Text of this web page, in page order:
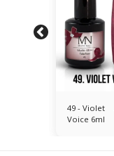
49 - Violet
Voice 6ml